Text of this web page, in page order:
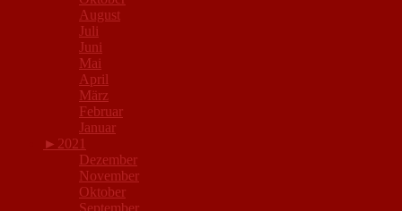
August
Juli
Juni
Mai
April
März
Februar
Januar
► 2021
Dezember
November
Oktober
September